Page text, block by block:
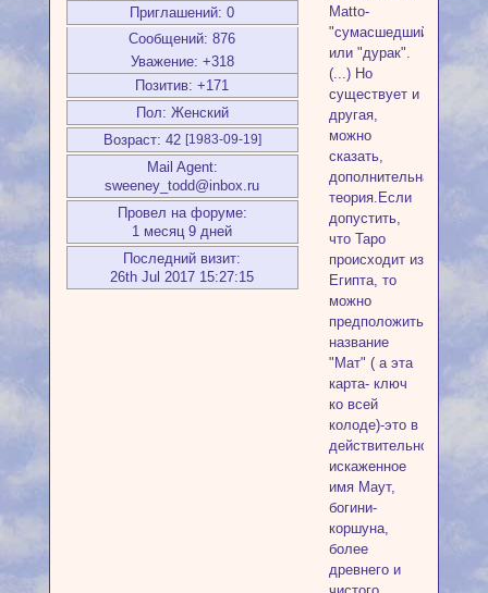
Приглашений: 0
Сообщений: 876
Уважение: +318
Позитив: +171
Пол: Женский
Возраст: 42 [1983-09-19]
Mail Agent:
sweeney_todd@inbox.ru
Провел на форуме:
1 месяц 9 дней
Последний визит:
26th Jul 2017 15:27:15
Matto-
"сумасшедший"
или "дурак".
(...) Но
существует и
другая,
можно
сказать,
дополнительная
теория.Если
допустить,
что Таро
происходит из
Египта, то
можно
предположить,что
название
"Мат" ( а эта
карта- ключ
ко всей
колоде)-это в
действительности
искаженное
имя Маут,
богини-
коршуна,
более
древнего и